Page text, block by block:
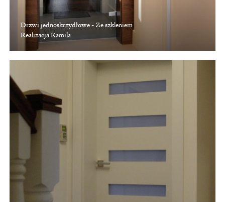
Drzwi jednoskrzydłowe - Ze szkleniem
Realizacja Kamila